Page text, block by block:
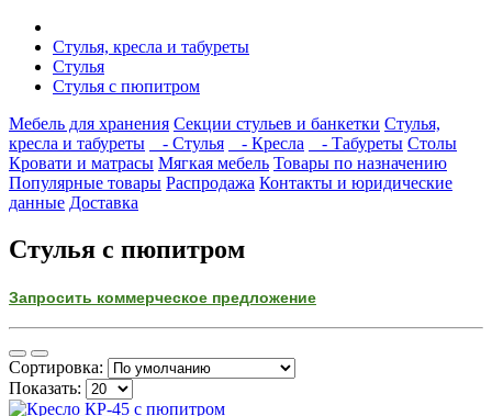
Стулья, кресла и табуреты
Стулья
Стулья с пюпитром
Мебель для хранения Секции стульев и банкетки Стулья,
кресла и табуреты
- Стулья - Кресла - Табуреты Столы
Кровати и матрасы Мягкая мебель Товары по назначению
Популярные товары Распродажа Контакты и юридические
данные Доставка
Стулья с пюпитром
Запросить коммерческое предложение
Сортировка:
Показать: